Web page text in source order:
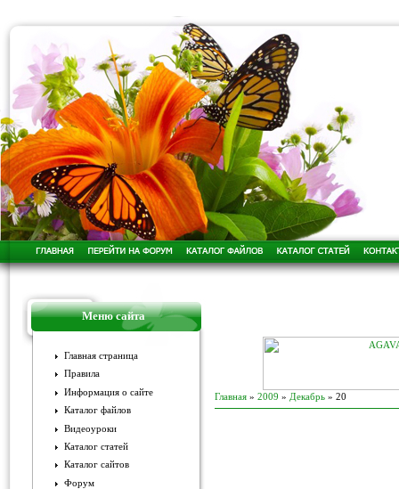
Меню сайта
Главная страница
Правила
Информация о сайте
Каталог файлов
Видеоуроки
Каталог статей
Каталог сайтов
Форум
Главная » 2009 » Декабрь » 20